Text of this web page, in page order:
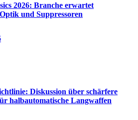
2026: Branche erwartet
und Suppressoren
Diskussion über schärfere
halbautomatische Langwaffen